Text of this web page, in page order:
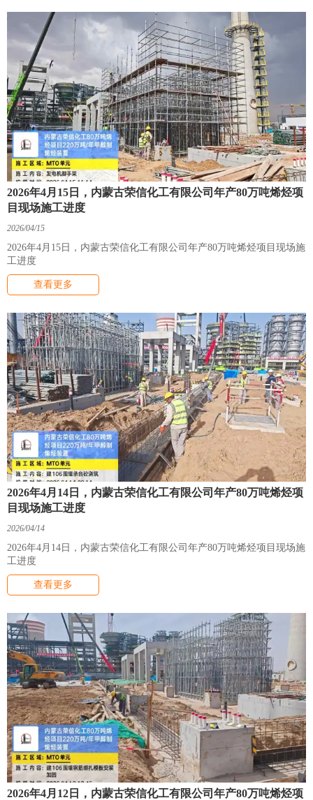
2026年4月15日，内蒙古荣信化工有限公司年产80万吨烯烃项
目现场施工进度
2026/04/15
2026年4月15日，内蒙古荣信化工有限公司年产80万吨烯烃项目现场施
工进度
查看更多
2026年4月14日，内蒙古荣信化工有限公司年产80万吨烯烃项
目现场施工进度
2026/04/14
2026年4月14日，内蒙古荣信化工有限公司年产80万吨烯烃项目现场施
工进度
查看更多
2026年4月12日，内蒙古荣信化工有限公司年产80万吨烯烃项